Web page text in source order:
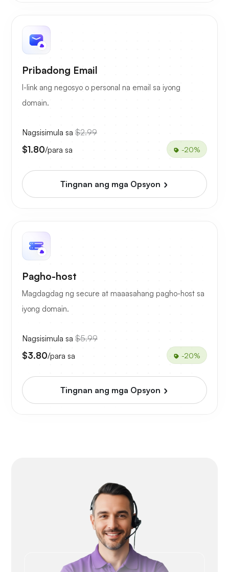
Pribadong Email
I-link ang negosyo o personal na email sa iyong
domain.
Nagsisimula sa $2.99
$1.80/para sa -20%
Tingnan ang mga Opsyon
Pagho-host
Magdagdag ng secure at maaasahang pagho-host sa
iyong domain.
Nagsisimula sa $5.99
$3.80/para sa -20%
Tingnan ang mga Opsyon